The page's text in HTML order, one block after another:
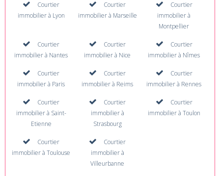
Courtier
immobilier à Lyon
Courtier
immobilier à Marseille
Courtier
immobilier à
Montpellier
Courtier
immobilier à Nantes
Courtier
immobilier à Nice
Courtier
immobilier à Nîmes
Courtier
immobilier à Paris
Courtier
immobilier à Reims
Courtier
immobilier à Rennes
Courtier
immobilier à Saint-
Etienne
Courtier
immobilier à
Strasbourg
Courtier
immobilier à Toulon
Courtier
immobilier à Toulouse
Courtier
immobilier à
Villeurbanne